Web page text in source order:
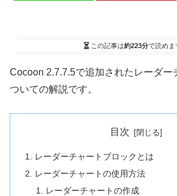
この記事は約223分で読めま
Cocoon 2.7.7.5で追加されたレーダー
ついての解説です。
目次
レーダーチャートブロックとは
レーダーチャートの使用方法
レーダーチャートの作成